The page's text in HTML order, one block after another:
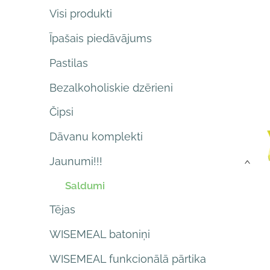
Visi produkti
Īpašais piedāvājums
Pastilas
Bezalkoholiskie dzērieni
Čipsi
Dāvanu komplekti
Jaunumi!!!
Saldumi
›
Tējas
WISEMEAL batoniņi
WISEMEAL funkcionālā pārtika